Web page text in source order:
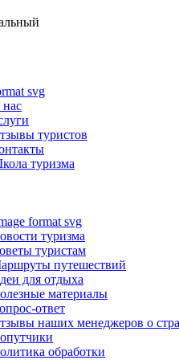
туристов
туризма
туризма
туристам
путешествий
для отдыха
материалы
ответ
наших менеджеров о
обработки